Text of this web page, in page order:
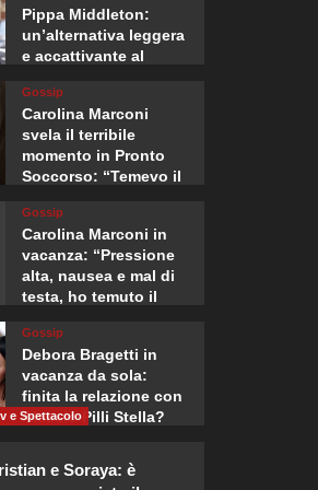
alle
Pippa Middleton:
un’alternativa leggera
e accattivante al
Gossip
Carolina Marconi
svela il terribile
momento in Pronto
Soccorso: “Temevo il
Gossip
Carolina Marconi in
vacanza: “Pressione
alta, nausea e mal di
testa, ho temuto il
Gossip
Debora Bragetti in
vacanza da sola:
finita la relazione con
Alessio Pilli Stella?
Elisabetta Gregoraci
e Spettacolo
e Soraya: è